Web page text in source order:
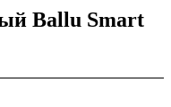
Ballu Smart